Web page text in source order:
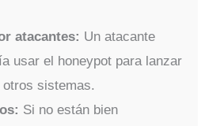
atacantes: Un atacante
usar el honeypot para lanzar
sistemas.
Si no están bien